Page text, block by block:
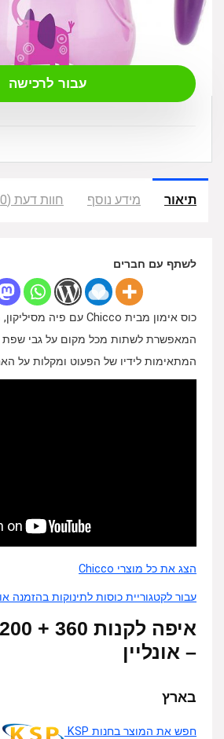
₪ 34.00
עבור לרכישה
תיאור מידע נוסף חוות דעת (0)
לשתף עם חברים
המאפשרת לשתות מכל מקום על גבי שפת
המתאימות לידיו של הפעוט ומקלות על
הצג את כל מוצרי Chicco
עבור לקטגוריית כוסות לתינוקות בהזמנה
– אונליין
בארץ
חפש את המוצר בחנות KSP